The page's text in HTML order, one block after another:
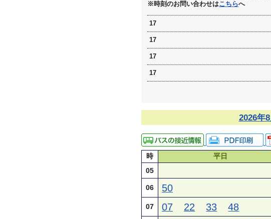
※時刻のお問い合わせはこちらへ
17
17
17
17
2026年
時 平日
05
06 50
07 07 22 33 48